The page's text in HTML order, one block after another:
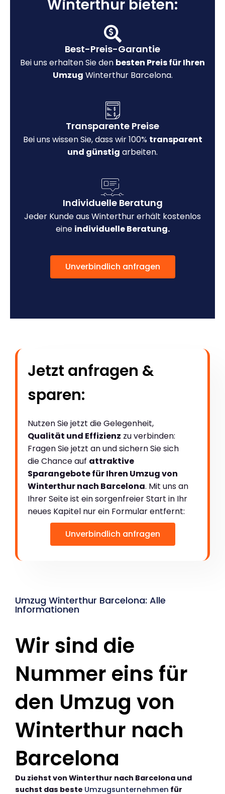
Winterthur bieten:
Best-Preis-Garantie
Bei uns erhalten Sie den besten Preis für Ihren
Umzug Winterthur Barcelona.
Transparente Preise
Bei uns wissen Sie, dass wir 100% transparent
und günstig arbeiten.
Individuelle Beratung
Jeder Kunde aus Winterthur erhält kostenlos
eine individuelle Beratung.
Unverbindlich anfragen
Jetzt anfragen &
sparen:
Nutzen Sie jetzt die Gelegenheit,
Qualität und Effizienz zu verbinden:
Fragen Sie jetzt an und sichern Sie sich
die Chance auf attraktive
Sparangebote für Ihren Umzug von
Winterthur nach Barcelona. Mit uns an
Ihrer Seite ist ein sorgenfreier Start in Ihr
neues Kapitel nur ein Formular entfernt:
Unverbindlich anfragen
Umzug Winterthur Barcelona: Alle
Informationen
Wir sind die
Nummer eins für
den Umzug von
Winterthur nach
Barcelona
Du ziehst von Winterthur nach Barcelona und
suchst das beste Umzugsunternehmen für